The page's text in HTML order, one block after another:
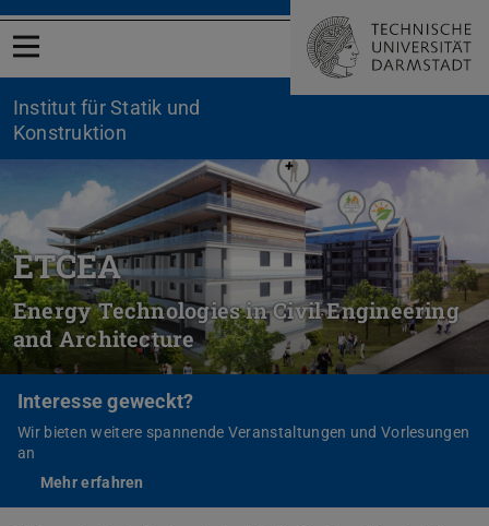
Menü öffnen
Institut für Statik und
Konstruktion
ETCEA
Energy Technologies in Civil Engineering
and Architecture
Interesse geweckt?
Wir bieten weitere spannende Veranstaltungen und Vorlesungen
an
Mehr erfahren